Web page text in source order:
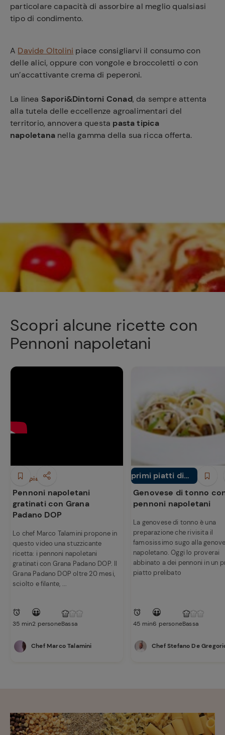
particolare capacità di assorbire al meglio qualsiasi
tipo di condimento.
A Davide Oltolini piace consigliarvi il consumo con
delle alici, oppure con vongole e broccoletti o con
un’accattivante crema di peperoni.
La linea Sapori&Dintorni Conad, da sempre attenta
alla tutela delle eccellenze agroalimentari del
territorio, annovera questa pasta tipica
napoletananella gamma della sua ricca offerta.
Scopri alcune ricette con
Pennoni napoletani
Primi piatti
Pennoni napoletani
gratinati con Grana
Padano DOP
Lo chef Marco Talamini propone in
questo video una stuzzicante
ricetta: i pennoni napoletani
gratinati con Grana Padano DOP. Il
Grana Padano DOP oltre 20 mesi,
sciolto e filante, ...
35 min2 personeBassa
Chef Marco Talamini
primi piatti di
pesce
Primi piatti
Genovese di tonno
pennoni napoletani
La genovese di tonno è una
preparazione che rivisita il
famosissimo sugo alla
napoletano. Oggi lo proverai
abbinato a dei pennoni in un
piatto prelibato
45 min6 personeBassa
Chef Stefano De